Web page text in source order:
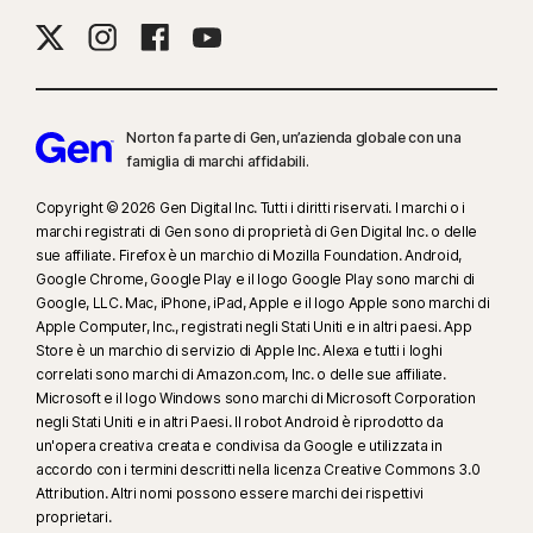
social media e le sue funzionalità differiscono da una piattaforma all'altra:
contenuti espliciti o illegali e i discorsi di incitamento all'odio.
video in inglese sulle piattaforme social/video supportate. Su altre
piattaforme è necessario utilizzare la scansione manuale. Richiede
Windows 11 o versione successiva e un browser supportato. Il
rilevamento automatico richiede inoltre un PC con IA (CPU Qualcomm o
Intel a 8 core minimo, 16 GB di RAM) oppure un PC senza IA (CPU a 6 core
minimo di qualsiasi marca, 16 GB di RAM). Sui PC non dotati di IA, con CPU
a 4 core minimo e 8 GB di RAM, è disponibile solo la scansione manuale.
Per informazioni dettagliata, visita la pagina
Norton.com/deepfakesupport.
Protezione anti-deepfake nell’assistente con intelligenza artificiale
Norton fa parte di Gen, un’azienda globale con una
famiglia di marchi affidabili.
Copyright © 2026 Gen Digital Inc. Tutti i diritti riservati. I marchi o i
marchi registrati di Gen sono di proprietà di Gen Digital Inc. o delle
sue affiliate. Firefox è un marchio di Mozilla Foundation. Android,
Google Chrome, Google Play e il logo Google Play sono marchi di
Google, LLC. Mac, iPhone, iPad, Apple e il logo Apple sono marchi di
Apple Computer, Inc., registrati negli Stati Uniti e in altri paesi. App
Store è un marchio di servizio di Apple Inc. Alexa e tutti i loghi
correlati sono marchi di Amazon.com, Inc. o delle sue affiliate.
Microsoft e il logo Windows sono marchi di Microsoft Corporation
negli Stati Uniti e in altri Paesi. Il robot Android è riprodotto da
un'opera creativa creata e condivisa da Google e utilizzata in
accordo con i termini descritti nella licenza Creative Commons 3.0
Attribution. Altri nomi possono essere marchi dei rispettivi
proprietari.